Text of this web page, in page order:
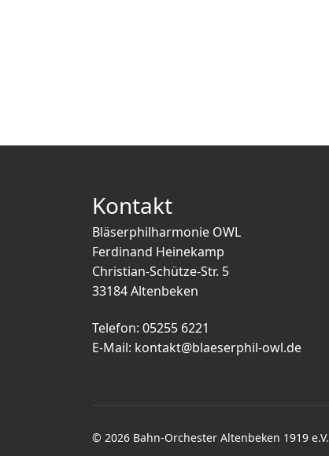
Kontakt
Bläserphilharmonie OWL
Ferdinand Heinekamp
Christian-Schütze-Str. 5
33184 Altenbeken
Telefon: 05255 6221
E-Mail: kontakt@blaeserphil-owl.de
© 2026 Bahn-Orchester Altenbeken 1919 e.V.